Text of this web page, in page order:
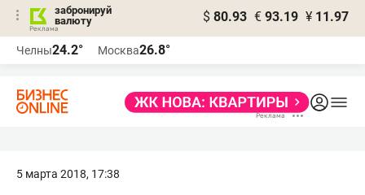
забронируй
валюту
$ 80.93 € 93.19 ¥ 11.97
Челны24.2° Москва26.8°
5 марта 2018, 17:38